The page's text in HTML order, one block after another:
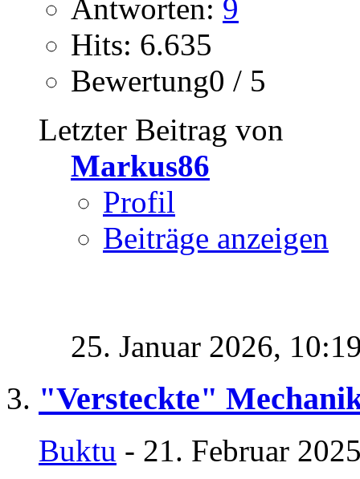
Antworten: 9
Hits: 6.635
Bewertung0 / 5
Letzter Beitrag von
Markus86
Profil
Beiträge anzeigen
25. Januar 2026,
"Versteckte"
Buktu - 21. Februar